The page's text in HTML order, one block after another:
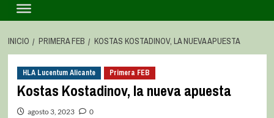
INICIO PRIMERA FEB KOSTAS KOSTADINOV, LA NUEVA APUESTA
HLA Lucentum Alicante Primera FEB
Kostas Kostadinov, la nueva apuesta
agosto 3, 2023 0